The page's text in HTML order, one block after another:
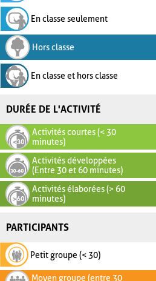
En classe seulement
Hors classe
En classe et hors classe
DURÉE DE L'ACTIVITÉ
Activités courtes (< 30
minutes)
Activités développées
(Entre 30 et 60 minutes)
Activités élaborées (> 60
minutes)
PARTICIPANTS
Petit groupe (< 30)
Moyen groupe (entre 30